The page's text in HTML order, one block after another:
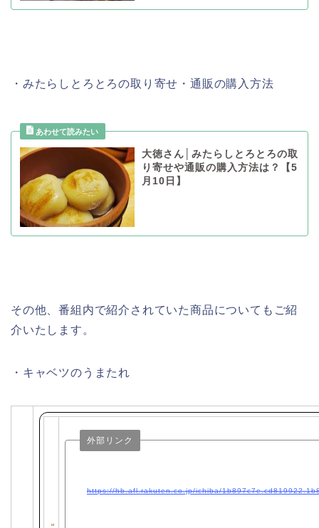
・みたらしとろとろの取り寄せ・通販の購入方法
大徳さん│みたらしとろとろの取
り寄せや通販の購入方法は？【5
月10日】
その他、番組内で紹介されていた商品についてもご紹
介いたします。
・キャベツのうまたれ
外部リンク